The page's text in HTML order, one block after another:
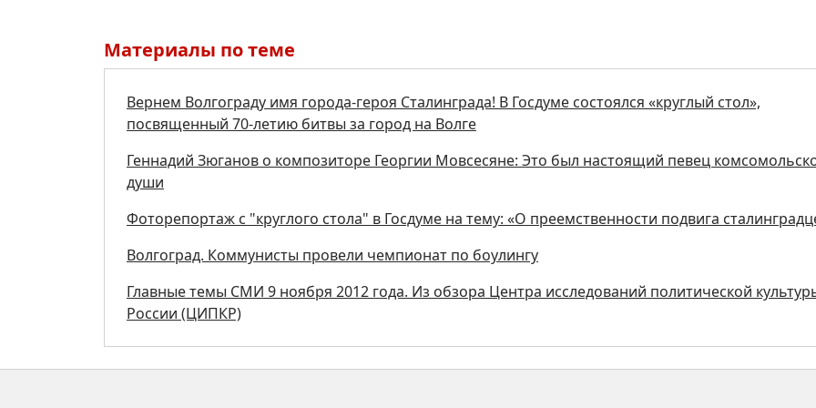
Материалы по теме
Вернем Волгограду имя города-героя Сталинграда! В Госдуме состоялся «круглый стол»,
посвященный 70-летию битвы за город на Волге
Геннадий Зюганов о композиторе Георгии Мовсесяне: Это был настоящий певец
души
Фоторепортаж с "круглого стола" в Госдуме на тему: «О преемственности подвига
Волгоград. Коммунисты провели чемпионат по боулингу
Главные темы СМИ 9 ноября 2012 года. Из обзора Центра исследований политической
России (ЦИПКР)